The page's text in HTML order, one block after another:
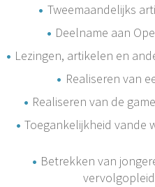
Tweemaandelijks
Deelname aan
Lezingen, artikelen en
Realiseren van
Realiseren van de
Toegankelijkheid vande
Betrekken van